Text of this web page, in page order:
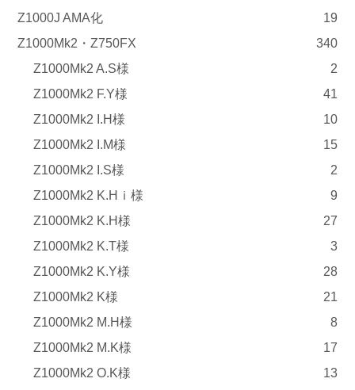
Z1000J AMA化
19
Z1000Mk2・Z750FX
340
Z1000Mk2 A.S様
2
Z1000Mk2 F.Y様
41
Z1000Mk2 I.H様
10
Z1000Mk2 I.M様
15
Z1000Mk2 I.S様
2
Z1000Mk2 K.Hｉ様
9
Z1000Mk2 K.H様
27
Z1000Mk2 K.T様
3
Z1000Mk2 K.Y様
28
Z1000Mk2 K様
21
Z1000Mk2 M.H様
8
Z1000Mk2 M.K様
17
Z1000Mk2 O.K様
13